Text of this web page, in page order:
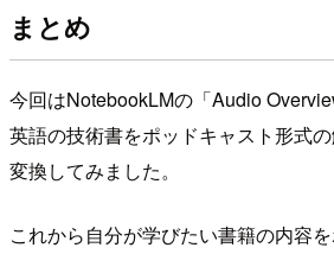
まとめ
今回はNotebookLMの「Audio
英語の技術書をポッドキャスト形式
変換してみました。
これから自分が学びたい書籍の内容